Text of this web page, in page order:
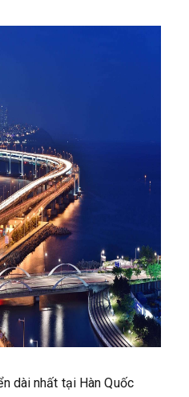
dài nhất tại Hàn Quốc